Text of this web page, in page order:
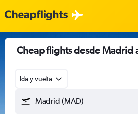
Cheap flights desde Madrid
Ida y vuelta
Madrid (MAD)